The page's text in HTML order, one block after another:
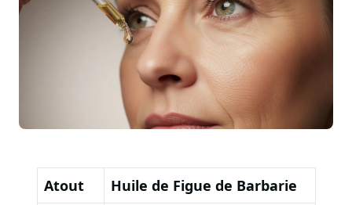
Atout
Huile de Figue de Barbarie